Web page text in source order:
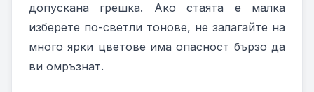
допускана грешка. Ако стаята е малка
изберете по-светли тонове, не залагайте на
много ярки цветове има опасност бързо да
ви омръзнат.